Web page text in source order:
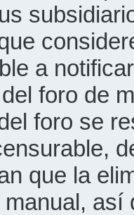
a
foro de
foro se
que la
así